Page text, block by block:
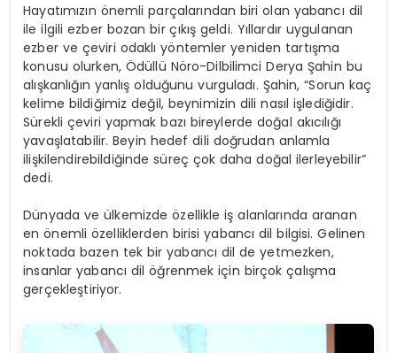
Hayatımızın önemli parçalarından biri olan yabancı dil
ile ilgili ezber bozan bir çıkış geldi. Yıllardır uygulanan
ezber ve çeviri odaklı yöntemler yeniden tartışma
konusu olurken, Ödüllü Nöro-Dilbilimci Derya Şahin bu
alışkanlığın yanlış olduğunu vurguladı. Şahin, “Sorun kaç
kelime bildiğimiz değil, beynimizin dili nasıl işlediğidir.
Sürekli çeviri yapmak bazı bireylerde doğal akıcılığı
yavaşlatabilir. Beyin hedef dili doğrudan anlamla
ilişkilendirebildiğinde süreç çok daha doğal ilerleyebilir”
dedi.
Dünyada ve ülkemizde özellikle iş alanlarında aranan
en önemli özelliklerden birisi yabancı dil bilgisi. Gelinen
noktada bazen tek bir yabancı dil de yetmezken,
insanlar yabancı dil öğrenmek için birçok çalışma
gerçekleştiriyor.